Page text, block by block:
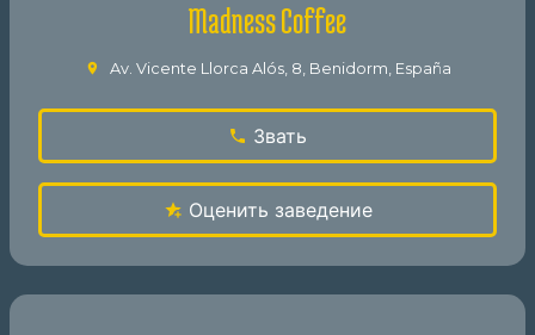
Madness Coffee
Av. Vicente Llorca Alós, 8, Benidorm, España
Звать
Оценить заведение